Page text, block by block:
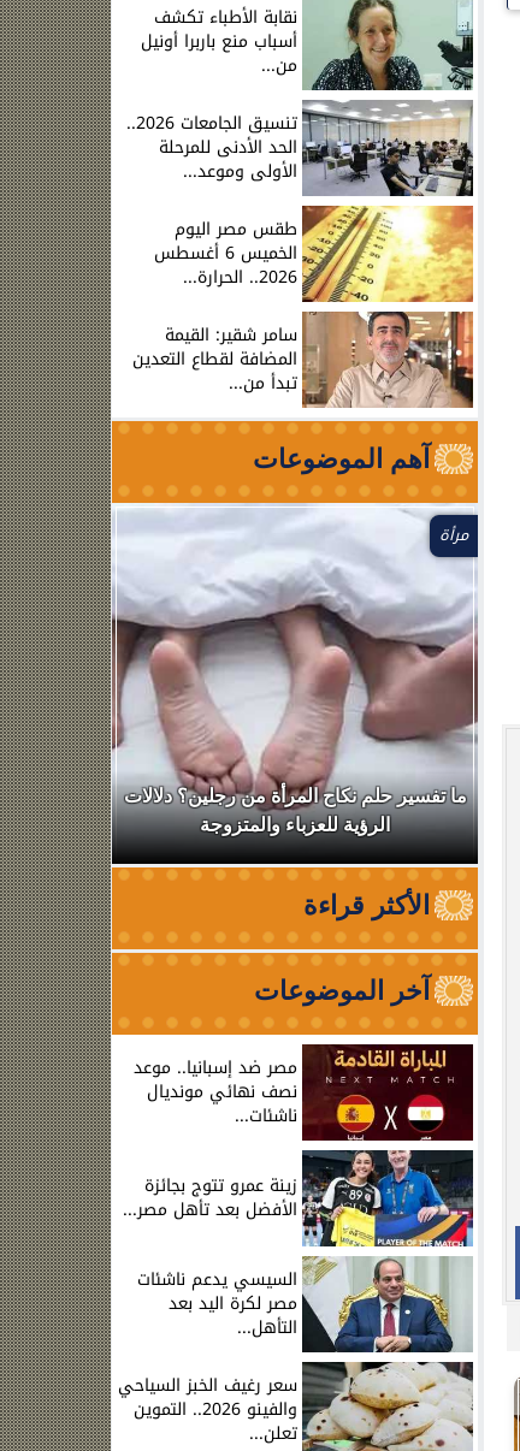
نقابة الأطباء تكشف
أسباب منع باربرا أونيل
من...
تنسيق الجامعات 2026..
الحد الأدنى للمرحلة
الأولى وموعد...
طقس مصر اليوم
الخميس 6 أغسطس
2026.. الحرارة...
سامر شقير: القيمة
المضافة لقطاع التعدين
تبدأ من...
آهم الموضوعات
مرأة
ما تفسير حلم نكاح المرأة من رجلين؟ دلالات
الرؤية للعزباء والمتزوجة
نقابة
من
الأكثر قراءة
آخر الموضوعات
مصر ضد إسبانيا.. موعد
نصف نهائي مونديال
ناشئات...
زينة عمرو تتوج بجائزة
الأفضل بعد تأهل مصر...
السيسي يدعم ناشئات
مصر لكرة اليد بعد
التأهل...
سعر رغيف الخبز السياحي
والفينو 2026.. التموين
تعلن...